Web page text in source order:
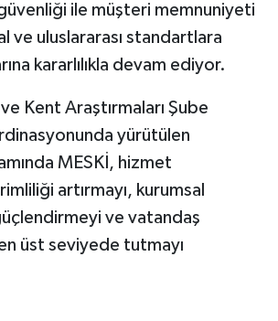
ile müşteri memnuniyeti
ve uluslararası standartlara
kararlılıkla devam ediyor.
Kent Araştırmaları Şube
yürütülen
MESKİ, hizmet
artırmayı, kurumsal
ve vatandaş
üst seviyede tutmayı